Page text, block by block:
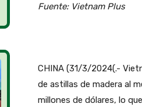
Fuente: Vietnam Plus
CHINA (31/3/2024(.-
de astillas de madera al
millones de dólares, lo